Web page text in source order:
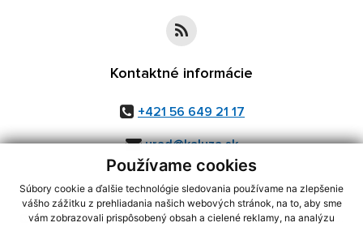
Používame cookies
Súbory cookie a ďalšie technológie sledovania používame na zlepšenie
vášho zážitku z prehliadania našich webových stránok, na to, aby sme
vám zobrazovali prispôsobený obsah a cielené reklamy, na analýzu
Kontaktné informácie
+421 56 649 21 17
urad@kaluza.sk
využite možnosť získavania aktuálnych informácií s využitím RSS